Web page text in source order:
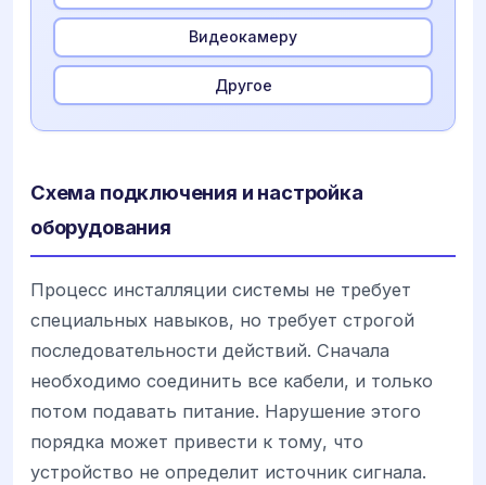
Видеокамеру
Другое
Схема подключения и настройка
оборудования
Процесс инсталляции системы не требует
специальных навыков, но требует строгой
последовательности действий. Сначала
необходимо соединить все кабели, и только
потом подавать питание. Нарушение этого
порядка может привести к тому, что
устройство не определит источник сигнала.